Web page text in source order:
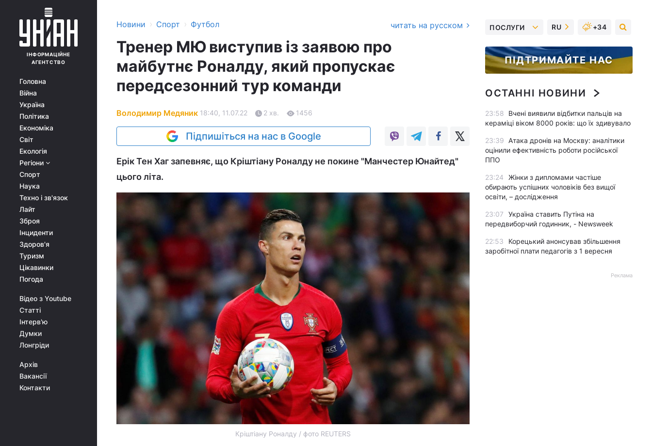
ІНФОРМАЦІЙНЕ
АГЕНТСТВО
Головна
Війна
Україна
Політика
Економіка
Світ
Екологія
Регіони
Спорт
Наука
Техно і зв'язок
Лайт
Зброя
Інциденти
Здоров'я
Туризм
Цікавинки
Погода
Відео з Youtube
Статті
Інтерв'ю
Думки
Лонгріди
Архів
Вакансії
Контакти
Новини › Спорт › Футбол читать на русском
Тренер МЮ виступив із заявою про
майбутнє Роналду, який пропускає
передсезонний тур команди
Володимир Медяник 18:40, 11.07.22 2 хв. 1456
Підпишіться на нас в Google
Ерік Тен Хаг запевняє, що Кріштіану Роналду не покине "Манчестер Юнайтед"
цього літа.
Кріштіану Роналду / фото REUTERS
ПОСЛУГИ RU +34
ПІДТРИМАЙТЕ НАС
ОСТАННІ НОВИНИ
23:58
Вчені виявили відбитки пальців на
кераміці віком 8000 років: що їх здивувало
23:39
Атака дронів на Москву: аналітики
оцінили ефективність роботи російської
ППО
23:24
Жінки з дипломами частіше
обирають успішних чоловіків без вищої
освіти, – дослідження
23:07
Україна ставить Путіна на
передвиборчий годинник, - Newsweek
22:53
Корецький анонсував збільшення
заробітної плати педагогів з 1 вересня
Реклама